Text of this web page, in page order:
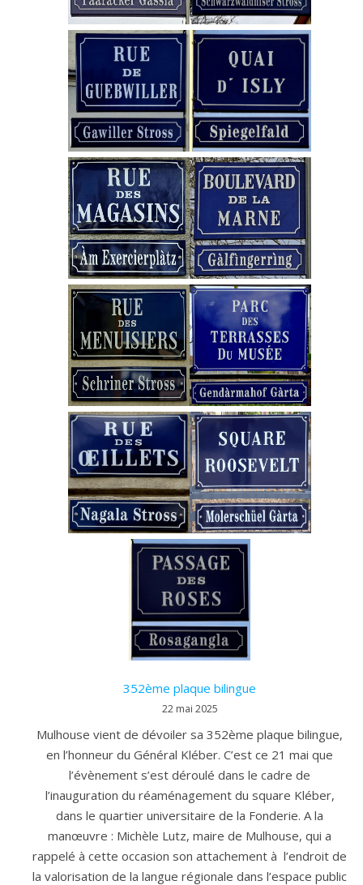
352ème plaque bilingue
22 mai 2025
Mulhouse vient de dévoiler sa 352ème plaque bilingue,
en l’honneur du Général Kléber. C’est ce 21 mai que
l’évènement s’est déroulé dans le cadre de
l’inauguration du réaménagement du square Kléber,
dans le quartier universitaire de la Fonderie. A la
manœuvre : Michèle Lutz, maire de Mulhouse, qui a
rappelé à cette occasion son attachement à l’endroit de
la valorisation de la langue régionale dans l’espace public